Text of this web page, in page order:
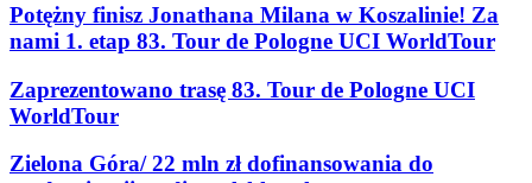
Potężny finisz Jonathana Milana w Koszalinie! Za
nami 1. etap 83. Tour de Pologne UCI WorldTour
Zaprezentowano trasę 83. Tour de Pologne UCI
WorldTour
Zielona Góra/ 22 mln zł dofinansowania do